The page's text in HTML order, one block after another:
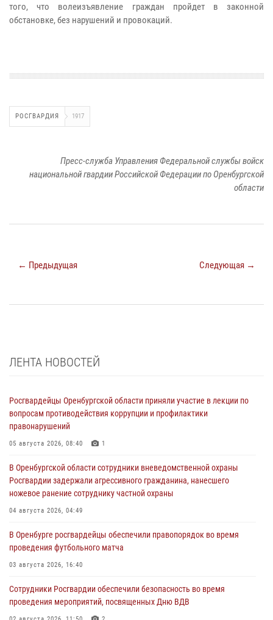
того, что волеизъявление граждан пройдет в законной
обстановке, без нарушений и провокаций.
РОСГВАРДИЯ 1917
Пресс-служба Управления Федеральной службы войск
национальной гвардии Российской Федерации по Оренбургской
области
← Предыдущая Следующая →
ЛЕНТА НОВОСТЕЙ
Росгвардейцы Оренбургской области приняли участие в лекции по
вопросам противодействия коррупции и профилактики
правонарушений
05 августа 2026, 08:40 1
В Оренбургской области сотрудники вневедомственной охраны
Росгвардии задержали агрессивного гражданина, нанесшего
ножевое ранение сотруднику частной охраны
04 августа 2026, 04:49
В Оренбурге росгвардейцы обеспечили правопорядок во время
проведения футбольного матча
03 августа 2026, 16:40
Сотрудники Росгвардии обеспечили безопасность во время
проведения мероприятий, посвященных Дню ВДВ